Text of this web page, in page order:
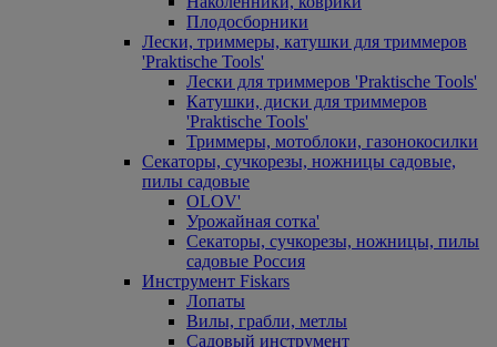
Плодосборники
Лески, триммеры, катушки для триммеров
'Praktische Tools'
Лески для триммеров 'Praktische Tools'
Катушки, диски для триммеров
'Praktische Tools'
Триммеры, мотоблоки, газонокосилки
Секаторы, сучкорезы, ножницы садовые,
пилы садовые
OLOV'
Урожайная сотка'
Секаторы, сучкорезы, ножницы, пилы
садовые Россия
Инструмент Fiskars
Лопаты
Вилы, грабли, метлы
Садовый инструмент